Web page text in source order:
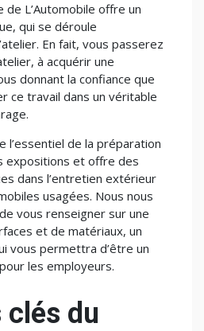
de L’Automobile offre un
qui se déroule
En fait, vous passerez
à acquérir une
donnant la confiance que
ce travail dans un véritable
l’essentiel de la préparation
expositions et offre des
dans l’entretien extérieur
usagées. Nous nous
vous renseigner sur une
et de matériaux, un
vous permettra d’être un
les employeurs.
clés du